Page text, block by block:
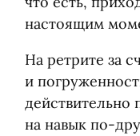
настоящим
На ретрите за
и
действительно
на навык по-